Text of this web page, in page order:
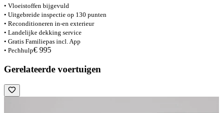
• Vloeistoffen bijgevuld
• Uitgebreide inspectie op 130 punten
• Reconditioneren in-en exterieur
• Landelijke dekking service
• Gratis Familiepas incl. App
• Pechhulp€ 995
Gerelateerde voertuigen